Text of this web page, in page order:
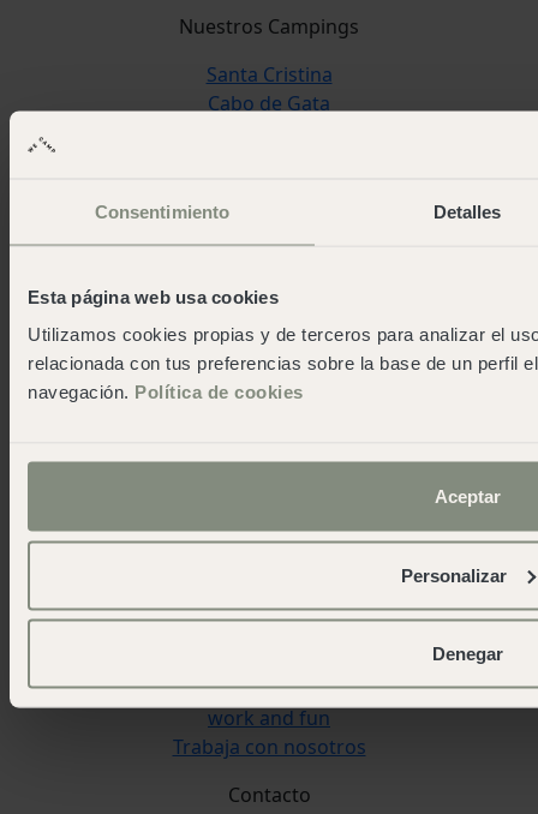
Consentimiento Detalles
Esta página web usa cookies
Utilizamos cookies propias y de terceros para analizar el
relacionada con tus preferencias sobre la base de un perfil
navegación. Política de cookies
Aceptar
Personalizar
Denegar
Nuestros Campings
Santa Cristina
Cabo de Gata
San Sebastián
Cudillero
Reserva Alecrim
Jávea
Pedraforca
L'Escala Punta Milà
As green as possible camps
Sala de prensa
Blog
work and fun
Trabaja con nosotros
Contacto